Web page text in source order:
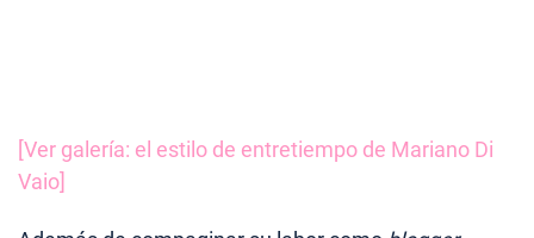
[Ver galería: el estilo de entretiempo de Mariano Di
Vaio]